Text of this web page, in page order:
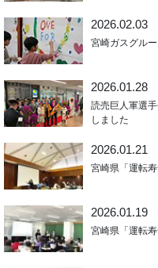
2026.02.03
宮崎ガスグル
2026.01.28
読売巨人軍選
しました
2026.01.21
宮崎県「運転
2026.01.19
宮崎県「運転